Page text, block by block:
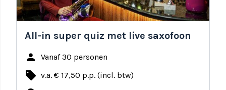
All-in super quiz met live saxofoon
person Vanaf 30 personen
local_offer v.a. € 17,50 p.p. (incl. btw)